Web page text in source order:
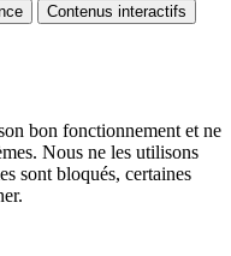
Contenus interactifs
bon fonctionnement et ne
Nous ne les utilisons
sont bloqués, certaines